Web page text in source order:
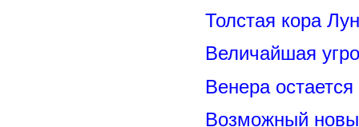
Толстая кора
Величайшая
Венера
Возможный